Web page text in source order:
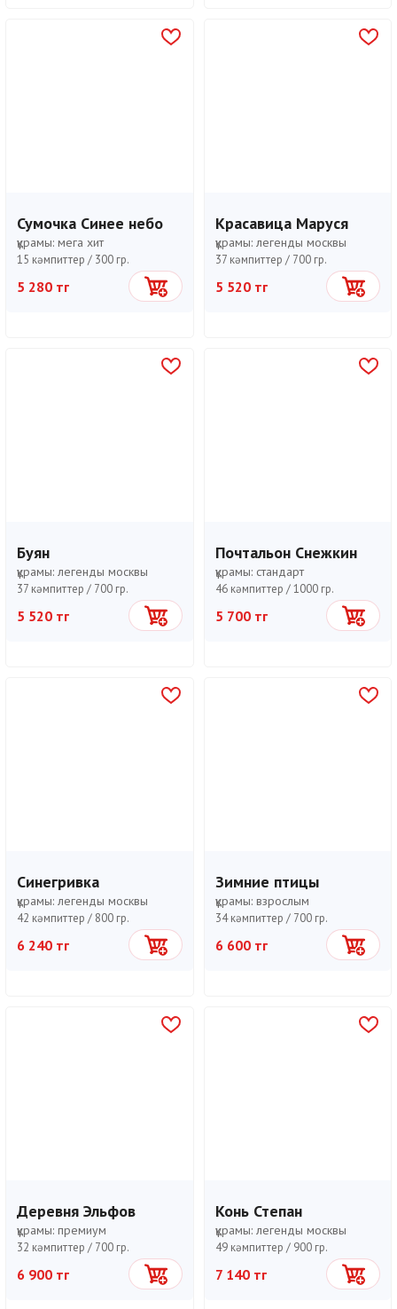
Сумочка Синее небо
құрамы: мега хит
15 кәмпиттер / 300 гр.
5 280 тг Себетке
Красавица Маруся
құрамы: легенды москвы
37 кәмпиттер / 700 гр.
5 520 тг Себетке
Буян
құрамы: легенды москвы
37 кәмпиттер / 700 гр.
5 520 тг Себетке
Почтальон Снежкин
құрамы: стандарт
46 кәмпиттер /1000 гр.
5 700 тг Себетке
Синегривка
құрамы: легенды москвы
42 кәмпиттер / 800 гр.
6 240 тг Себетке
Зимние птицы
құрамы: взрослым
34 кәмпиттер / 700 гр.
6 600 тг Себетке
Деревня Эльфов
құрамы: премиум
32 кәмпиттер / 700 гр.
6 900 тг Себетке
Конь Степан
құрамы: легенды москвы
49 кәмпиттер / 900 гр.
7 140 тг Себетке